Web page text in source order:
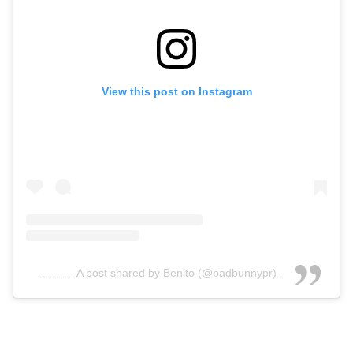
View this post on Instagram
A post shared by Benito (@badbunnypr)